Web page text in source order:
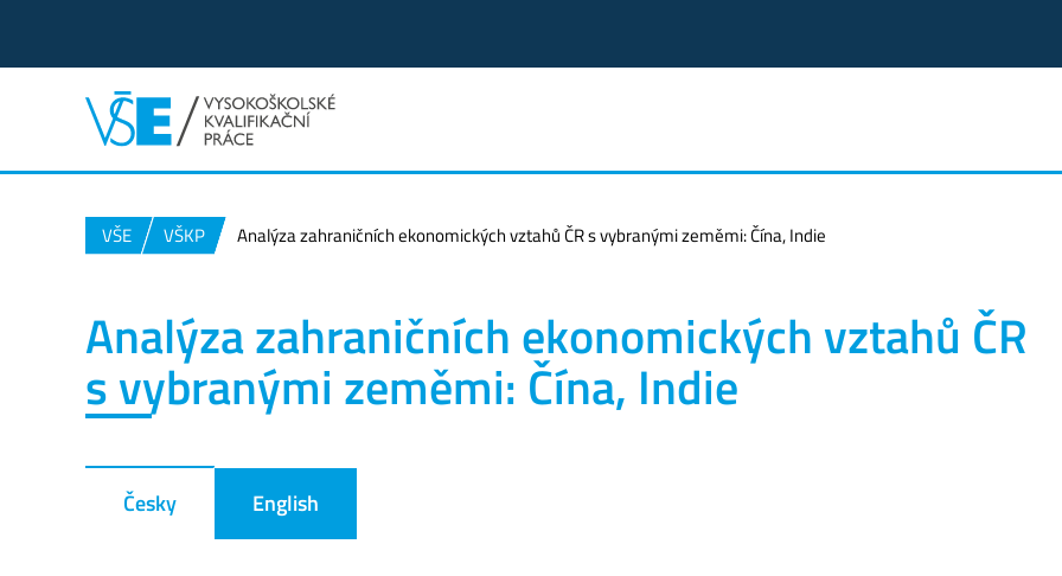
VŠE VŠKP Analýza zahraničních ekonomických vztahů ČR s vybranými zeměmi: Čína, Indie
Analýza zahraničních ekonomických vztahů ČR
s vybranými zeměmi: Čína, Indie
Česky English